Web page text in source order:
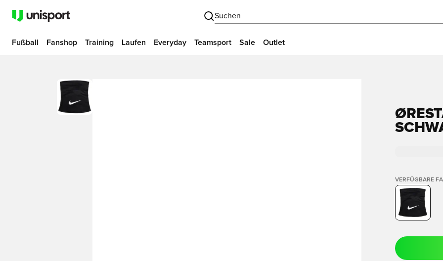
Suchen
Fußball Fanshop Training Laufen Everyday Teamsport Sale Outlet
VERFÜGBARE